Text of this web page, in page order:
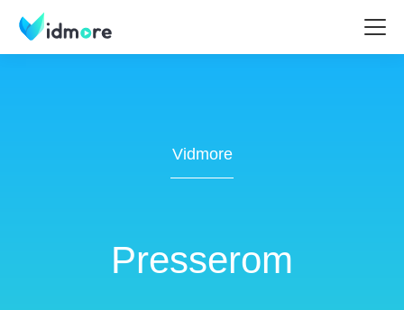
Vidmore
Presserom